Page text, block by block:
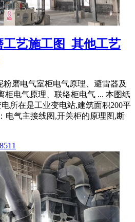
艺施工图_其他工艺
磨电气室柜电气原理、避雷器及
柜电气原理、联络柜电气 ... 本图纸
所在是工业变电站,建筑面积200平
电气主接线图,开关柜的原理图,断